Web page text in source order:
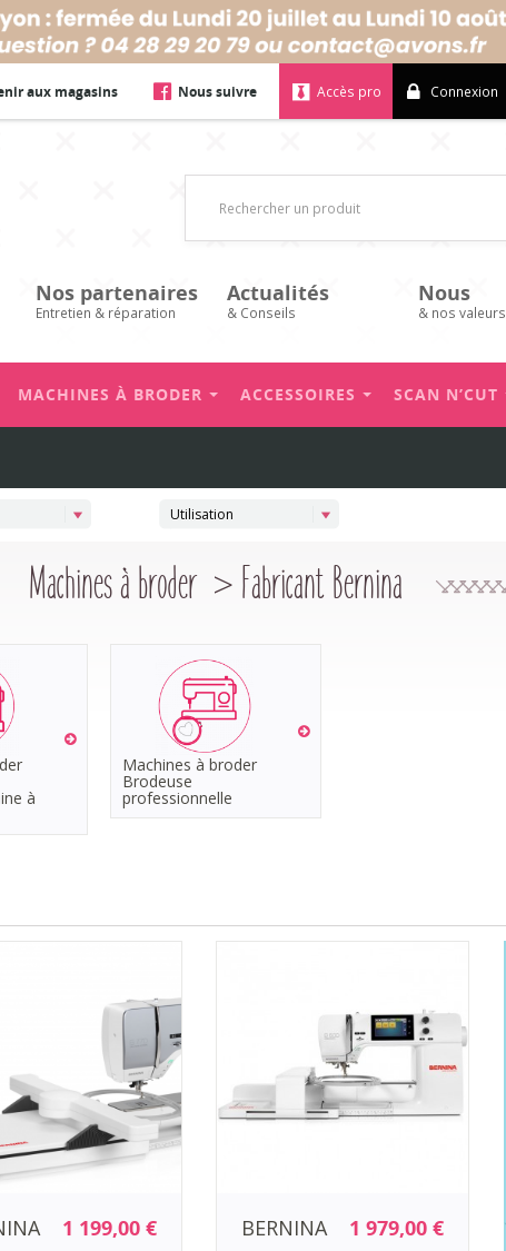
aux magasins Nous suivre Accès pro Connexion
Nos partenaires
Entretien & réparation
Actualités
& Conseils
Nous
& nos valeurs
MACHINES À BRODER ACCESSOIRES SCAN N’CUT
Utilisation
Machines à broder > Fabricant Bernina
à
Machines à broder
Brodeuse
professionnelle
1 199,00 € BERNINA 1 979,00 €